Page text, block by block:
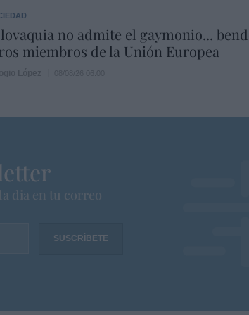
no admite el gaymonio...
miembros de la Unión Europea
dia en tu correo